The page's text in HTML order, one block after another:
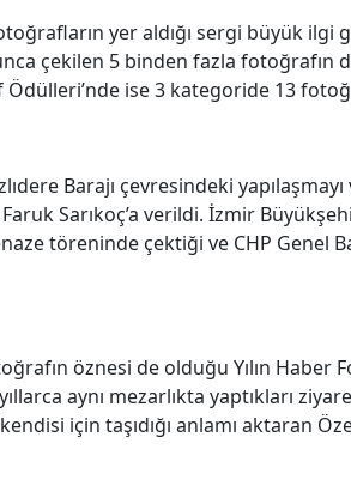
yer aldığı sergi büyük ilgi
çekilen 5 binden fazla
ise 3 kategoride 13
Barajı çevresindeki
Sarıkoç’a verildi. İzmir
töreninde çektiği ve CHP Genel
öznesi de olduğu Yılın
aynı mezarlıkta yaptıkları
için taşıdığı anlamı aktaran